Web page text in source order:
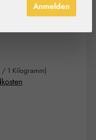
/ 1 Kilogramm)
Anmelden